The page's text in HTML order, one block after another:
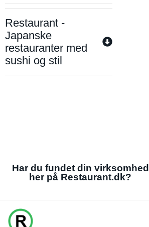
Restaurant -
Japanske
restauranter med
sushi og stil
Har du fundet din virksomhed
her på Restaurant.dk?